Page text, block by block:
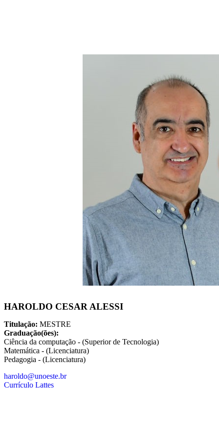
HAROLDO CESAR ALESSI
Titulação: MESTRE
Graduação(ões):
Ciência da computação - (Superior de Tecnologia)
Matemática - (Licenciatura)
Pedagogia - (Licenciatura)
haroldo@unoeste.br
Currículo Lattes